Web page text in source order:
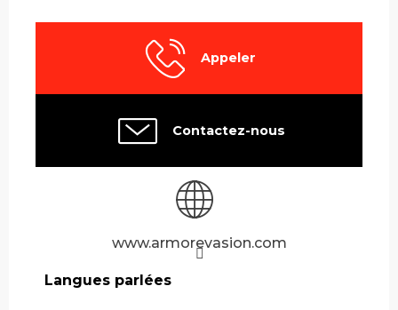
Appeler
Contactez-nous
www.armorevasion.com
Langues parlées
Langues parlées